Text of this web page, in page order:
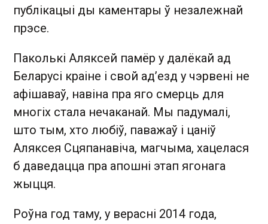
публікацыі ды каментары ў незалежнай
прэсе.
Паколькі Аляксей памёр у далёкай ад
Беларусі краіне і свой ад’езд у чэрвені не
афішаваў, навіна пра яго смерць для
многіх стала нечаканай. Мы падумалі,
што тым, хто любіў, паважаў і цаніў
Аляксея Сцяпанавіча, магчыма, хацелася
б даведацца пра апошні этап ягонага
жыцця.
Роўна год таму, у верасні 2014 года,